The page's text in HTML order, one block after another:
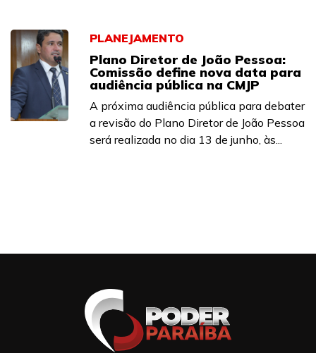
PLANEJAMENTO
Plano Diretor de João Pessoa:
Comissão define nova data para
audiência pública na CMJP
A próxima audiência pública para debater
a revisão do Plano Diretor de João Pessoa
será realizada no dia 13 de junho, às...